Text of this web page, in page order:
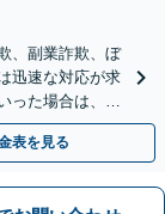
、副業詐欺、ぼ
迅速な対応が求
った場合は、お
】
表を見る